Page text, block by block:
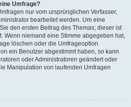
Umfrage?
nur vom ursprünglichen Verfasser,
bearbeitet werden. Um eine
den ersten Beitrag des Themas; dieser ist
Wenn niemand eine Stimme abgegeben hat,
löschen oder die Umfrageoption
ein Benutzer abgestimmt haben, so kann
oder Administratoren geändert oder
Manipulation von laufenden Umfragen